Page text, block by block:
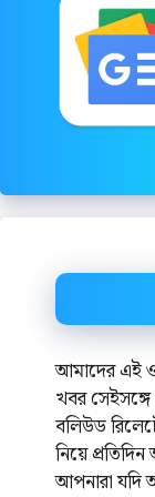
আমাদের এই
খবর
বলিউড
নিয়ে
আপনারা যদি